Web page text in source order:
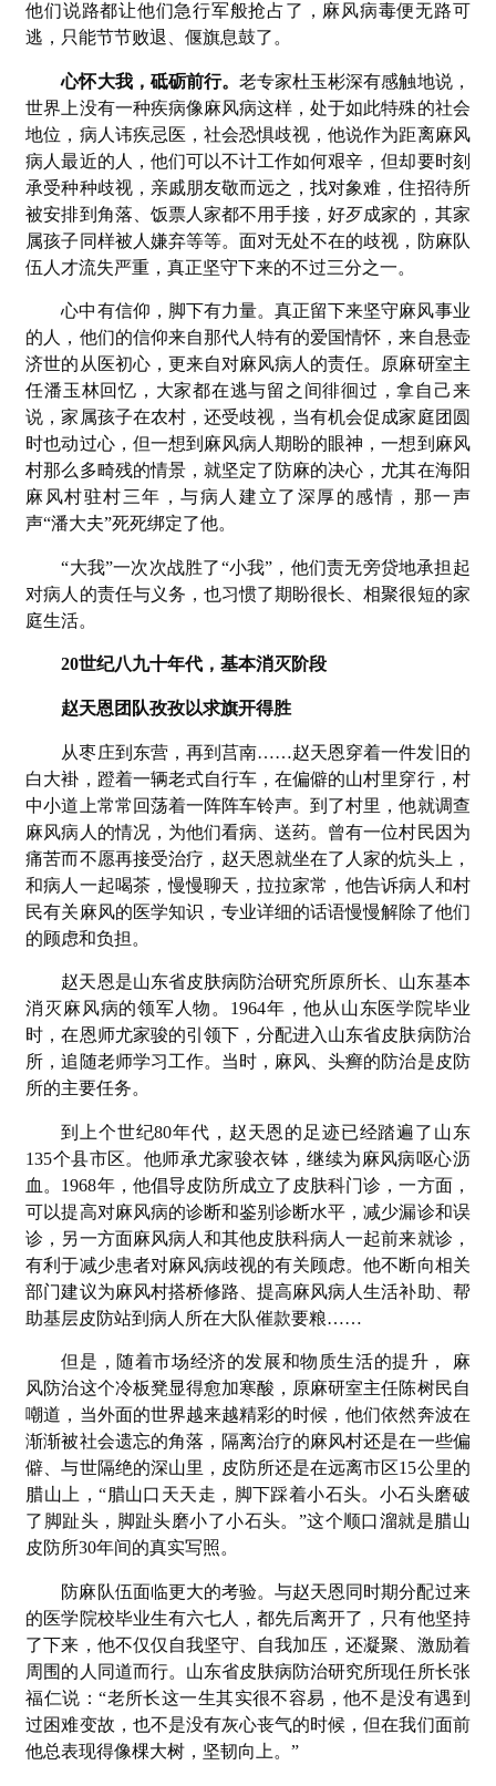
他们说路都让他们急行军般抢占了，麻风病毒便无路可
逃，只能节节败退、偃旗息鼓了。
心怀大我，砥砺前行。 老专家杜玉彬深有感触地说，
世界上没有一种疾病像麻风病这样，处于如此特殊的社会
地位，病人讳疾忌医，社会恐惧歧视，他说作为距离麻风
病人最近的人，他们可以不计工作如何艰辛，但却要时刻
承受种种歧视，亲戚朋友敬而远之，找对象难，住招待所
被安排到角落、饭票人家都不用手接，好歹成家的，其家
属孩子同样被人嫌弃等等。面对无处不在的歧视，防麻队
伍人才流失严重，真正坚守下来的不过三分之一。
心中有信仰，脚下有力量。真正留下来坚守麻风事业
的人，他们的信仰来自那代人特有的爱国情怀，来自悬壶
济世的从医初心，更来自对麻风病人的责任。原麻研室主
任潘玉林回忆，大家都在逃与留之间徘徊过，拿自己来
说，家属孩子在农村，还受歧视，当有机会促成家庭团圆
时也动过心，但一想到麻风病人期盼的眼神，一想到麻风
村那么多畸残的情景，就坚定了防麻的决心，尤其在海阳
麻风村驻村三年，与病人建立了深厚的感情，那一声
声“潘大夫”死死绑定了他。
“大我”一次次战胜了“小我”，他们责无旁贷地承担起
对病人的责任与义务，也习惯了期盼很长、相聚很短的家
庭生活。
20世纪八九十年代，基本消灭阶段
赵天恩团队孜孜以求旗开得胜
从枣庄到东营，再到莒南……赵天恩穿着一件发旧的
白大褂，蹬着一辆老式自行车，在偏僻的山村里穿行，村
中小道上常常回荡着一阵阵车铃声。到了村里，他就调查
麻风病人的情况，为他们看病、送药。曾有一位村民因为
痛苦而不愿再接受治疗，赵天恩就坐在了人家的炕头上，
和病人一起喝茶，慢慢聊天，拉拉家常，他告诉病人和村
民有关麻风的医学知识，专业详细的话语慢慢解除了他们
的顾虑和负担。
赵天恩是山东省皮肤病防治研究所原所长、山东基本
消灭麻风病的领军人物。1964年，他从山东医学院毕业
时，在恩师尤家骏的引领下，分配进入山东省皮肤病防治
所，追随老师学习工作。当时，麻风、头癣的防治是皮防
所的主要任务。
到上个世纪80年代，赵天恩的足迹已经踏遍了山东
135个县市区。他师承尤家骏衣钵，继续为麻风病呕心沥
血。1968年，他倡导皮防所成立了皮肤科门诊，一方面，
可以提高对麻风病的诊断和鉴别诊断水平，减少漏诊和误
诊，另一方面麻风病人和其他皮肤科病人一起前来就诊，
有利于减少患者对麻风病歧视的有关顾虑。他不断向相关
部门建议为麻风村搭桥修路、提高麻风病人生活补助、帮
助基层皮防站到病人所在大队催款要粮……
但是，随着市场经济的发展和物质生活的提升， 麻
风防治这个冷板凳显得愈加寒酸，原麻研室主任陈树民自
嘲道，当外面的世界越来越精彩的时候，他们依然奔波在
渐渐被社会遗忘的角落，隔离治疗的麻风村还是在一些偏
僻、与世隔绝的深山里，皮防所还是在远离市区15公里的
腊山上，“腊山口天天走，脚下踩着小石头。小石头磨破
了脚趾头，脚趾头磨小了小石头。”这个顺口溜就是腊山
皮防所30年间的真实写照。
防麻队伍面临更大的考验。与赵天恩同时期分配过来
的医学院校毕业生有六七人，都先后离开了，只有他坚持
了下来，他不仅仅自我坚守、自我加压，还凝聚、激励着
周围的人同道而行。山东省皮肤病防治研究所现任所长张
福仁说：“老所长这一生其实很不容易，他不是没有遇到
过困难变故，也不是没有灰心丧气的时候，但在我们面前
他总表现得像棵大树，坚韧向上。”